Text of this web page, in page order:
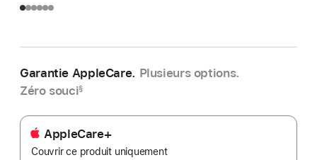
Garantie AppleCare. Plusieurs options.
Zéro souci§
AppleCare+
Couvrir ce produit uniquement